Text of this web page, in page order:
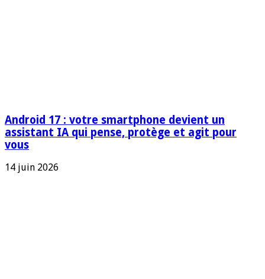
Android 17 : votre smartphone devient un
assistant IA qui pense, protège et agit pour
vous
14 juin 2026